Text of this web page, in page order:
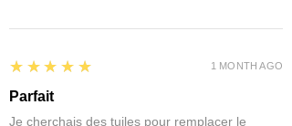
5
★★★★★
Parfait
Je cherchais des tuiles pour remplacer le
1 MONTH AGO